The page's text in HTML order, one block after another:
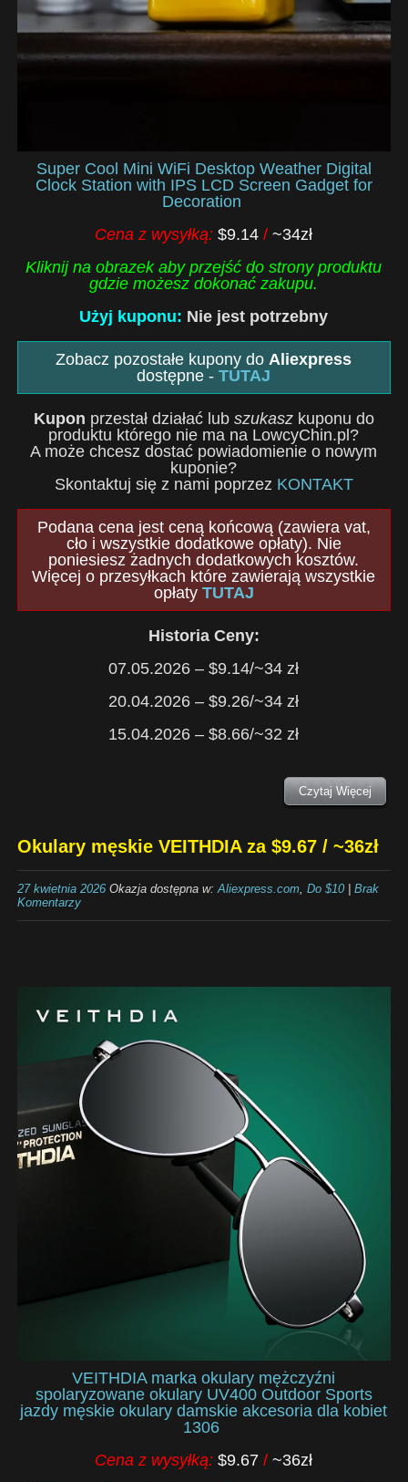
Super Cool Mini WiFi Desktop Weather Digital
Clock Station with IPS LCD Screen Gadget for
Decoration
Cena z wysyłką:$9.14/~34zł
Kliknij na obrazek aby przejść do strony produktu
gdzie możesz dokonać zakupu.
Użyj kuponu: Nie jest potrzebny
Zobacz pozostałe kupony do Aliexpress
dostępne -TUTAJ
Kupon przestał działać lub szukaszkuponu do
produktu którego nie ma na LowcyChin.pl?
A może chcesz dostać powiadomienie o nowym
kuponie?
Skontaktuj się z nami poprzez KONTAKT
Podana cena jest ceną końcową (zawiera vat,
cło i wszystkie dodatkowe opłaty). Nie
poniesiesz żadnych dodatkowych kosztów.
Więcej o przesyłkach które zawierają wszystkie
opłaty TUTAJ
Historia Ceny:
07.05.2026 – $9.14/~34 zł
20.04.2026 – $9.26/~34 zł
15.04.2026 – $8.66/~32 zł
Czytaj Więcej
Okulary męskie VEITHDIA za $9.67 / ~36zł
27 kwietnia 2026Okazja dostępna w: Aliexpress.com, Do $10| Brak
Komentarzy
VEITHDIA marka okulary mężczyźni
spolaryzowane okulary UV400 Outdoor Sports
jazdy męskie okulary damskie akcesoria dla kobiet
1306
Cena z wysyłką:$9.67/~36zł